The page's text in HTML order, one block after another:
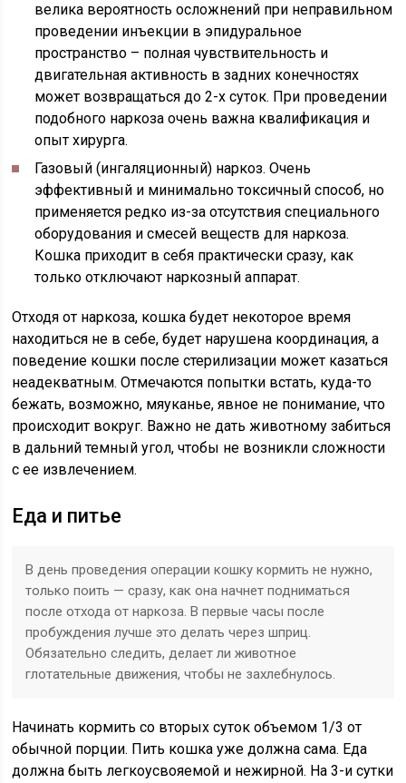
велика вероятность осложнений при неправильном
проведении инъекции в эпидуральное
пространство – полная чувствительность и
двигательная активность в задних конечностях
может возвращаться до 2-х суток. При проведении
подобного наркоза очень важна квалификация и
опыт хирурга.
Газовый (ингаляционный) наркоз. Очень
эффективный и минимально токсичный способ, но
применяется редко из-за отсутствия специального
оборудования и смесей веществ для наркоза.
Кошка приходит в себя практически сразу, как
только отключают наркозный аппарат.
Отходя от наркоза, кошка будет некоторое время
находиться не в себе, будет нарушена координация, а
поведение кошки после стерилизации может казаться
неадекватным. Отмечаются попытки встать, куда-то
бежать, возможно, мяуканье, явное не понимание, что
происходит вокруг. Важно не дать животному забиться
в дальний темный угол, чтобы не возникли сложности
с ее извлечением.
Еда и питье
В день проведения операции кошку кормить не нужно,
только поить — сразу, как она начнет подниматься
после отхода от наркоза. В первые часы после
пробуждения лучше это делать через шприц.
Обязательно следить, делает ли животное
глотательные движения, чтобы не захлебнулось.
Начинать кормить со вторых суток объемом 1/3 от
обычной порции. Пить кошка уже должна сама. Еда
должна быть легкоусвояемой и нежирной. На 3-и сутки